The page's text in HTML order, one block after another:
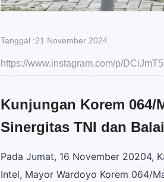
Tanggal :21 November 2024
https://www.instagram.com/p/
Kunjungan Korem 064/
Sinergitas TNI dan
Pada Jumat, 16 November 20204,
Intel, Mayor Wardoyo Korem 064/